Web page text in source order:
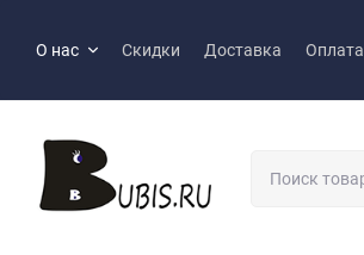
О нас Скидки Доставка Оплата